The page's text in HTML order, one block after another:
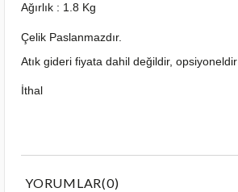
Ağırlık : 1.8 Kg
Çelik Paslanmazdır.
Atık gideri fiyata dahil değildir, opsiyoneldir
İthal
YORUMLAR(0)